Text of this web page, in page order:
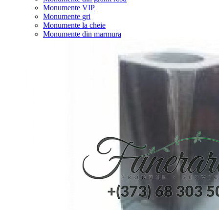
Monumente VIP
Monumente gri
Monumente la cheie
Monumente din marmura